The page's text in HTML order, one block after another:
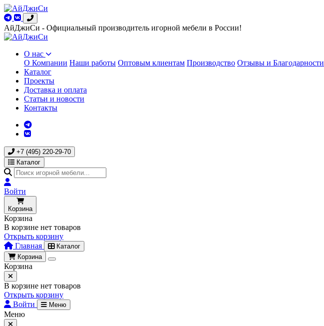
АйДжиСи - Официальный производитель игорной мебели в России!
О нас
О Компании Наши работы Оптовым клиентам Производство Отзывы и Благодарности
Каталог
Проекты
Доставка и оплата
Статьи и новости
Контакты
+7 (495) 220-29-70
Каталог
Войти
Корзина
Корзина
В корзине нет товаров
Открыть корзину
Главная
Каталог
Корзина
Корзина
В корзине нет товаров
Открыть корзину
Войти
Меню
Меню